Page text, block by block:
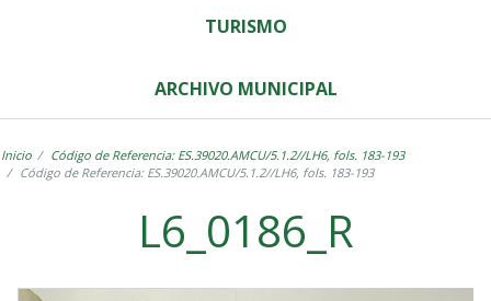
TURISMO
ARCHIVO MUNICIPAL
Inicio
Código de Referencia: ES.39020.AMCU/5.1.2//LH6, fols. 183-193
Código de Referencia: ES.39020.AMCU/5.1.2//LH6, fols. 183-193
L6_0186_R